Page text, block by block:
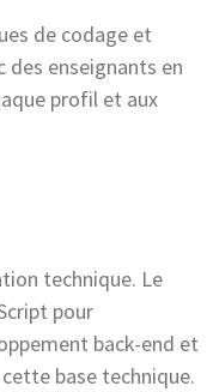
de codage et
des enseignants en
profil et aux
technique. Le
pour
back-end et
base technique.